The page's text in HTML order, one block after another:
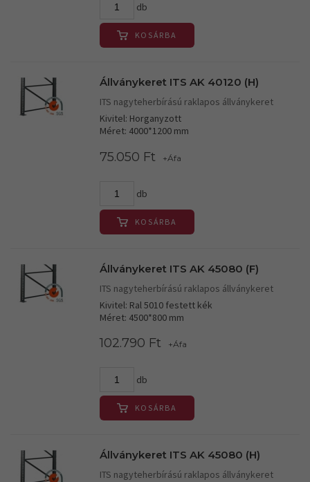
db
KOSÁRBA
Állványkeret ITS AK 40120 (H)
ITS nagyteherbírású raklapos állványkeret
Kivitel: Horganyzott
Méret: 4000*1200 mm
75.050 Ft +Áfa
db
KOSÁRBA
Állványkeret ITS AK 45080 (F)
ITS nagyteherbírású raklapos állványkeret
Kivitel: Ral 5010 festett kék
Méret: 4500*800 mm
102.790 Ft +Áfa
db
KOSÁRBA
Állványkeret ITS AK 45080 (H)
ITS nagyteherbírású raklapos állványkeret